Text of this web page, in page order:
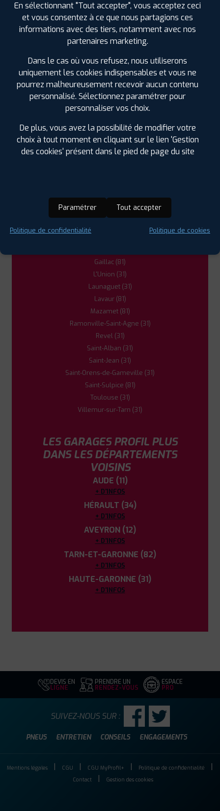
PROFIL PLUS CASTRES
21 RUE LUDOVIC JULIEN81100 CASTRES
0563626464
+D'INFOS
LES GARAGES PROFIL PLUS
DANS LES VILLES À PROXIMITÉ
Aucamville (31)
Aussillon (81)
Balma (31)
Castelginest (31)
Castres (81)
Gaillac (81)
L'Union (31)
Launaguet (31)
Lavaur (81)
Mazamet (81)
Ramonville-Saint-Agne (31)
Revel (31)
Saint-Alban (31)
Saint-Jean (31)
Saint-Orens-de-Gameville (31)
Saint-Sulpice (81)
Toulouse (31)
Villemur-sur-Tarn (31)
LES GARAGES PROFIL PLUS
DANS LES DÉPARTEMENTS
VOISINS
AUDE (11)
+ D'INFOS
HÉRAULT (34)
+ D'INFOS
AVEYRON (12)
+ D'INFOS
TARN-ET-GARONNE (82)
+ D'INFOS
HAUTE-GARONNE (31)
+ D'INFOS
DEVIS EN
LIGNE
PRENDRE UN
RENDEZ-VOUS
ESPACE
PRO
PNEUS ENTRETIEN CONSEILS ENGAGEMENTS
SUIVEZ-NOUS SUR :
Mentions légales CGU CGU MyProfil+
Politique de confidentialité
Contact
Gestion des cookies
En sélectionnant "Tout accepter", vous acceptez ceci
et vous consentez à ce que nous partagions ces
informations avec des tiers, notamment avec nos
partenaires marketing.
Dans le cas où vous refusez, nous utiliserons
uniquement les cookies indispensables et vous ne
pourrez malheureusement recevoir aucun contenu
personnalisé. Sélectionnez paramétrer pour
personnaliser vos choix.
De plus, vous avez la possibilité de modifier votre
choix à tout moment en cliquant sur le lien 'Gestion
des cookies' présent dans le pied de page du site
Paramétrer Tout accepter
Politique de confidentialité Politique de cookies